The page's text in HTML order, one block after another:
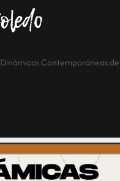
Dinámicas Contemporáneas